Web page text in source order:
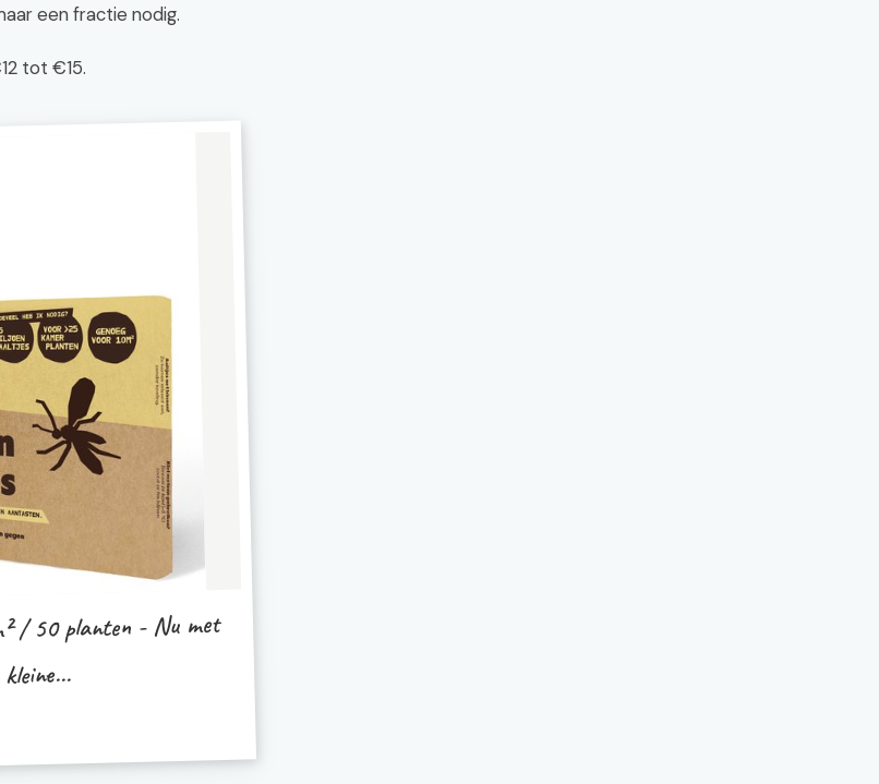
een fractie nodig.
tot €15.
/ 50 planten - Nu met